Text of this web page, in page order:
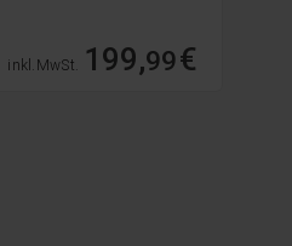
inkl. MwSt. 199,99€